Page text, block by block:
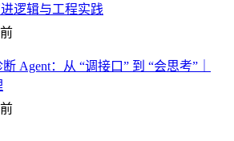
逻辑与工程实践
Agent：从 “调接口” 到 “会思考”｜